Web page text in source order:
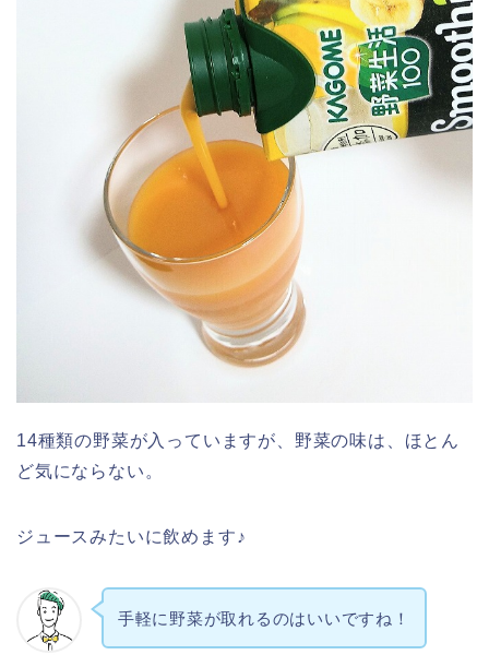
14種類の野菜が入っていますが、野菜の味は、ほとん
ど気にならない。
ジュースみたいに飲めます♪
手軽に野菜が取れるのはいいですね！